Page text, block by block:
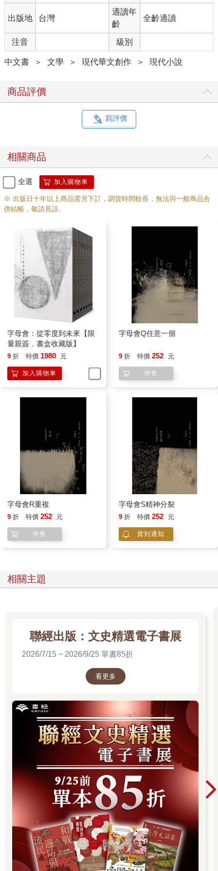
出版地 台灣
適讀年
齡
全齡適讀
注音 級別
中文書 ＞ 文學 ＞ 現代華文創作 ＞ 現代小說
商品評價
寫評價
相關商品
全選 加入購物車
※ 出版日十年以上商品需另下訂，調貨時間較長，無法與一般商品合
併結帳，敬請見諒。
字母會：從零度到未來【限
量親簽．書盒收藏版】
9 折 特價 1980 元
加入購物車
字母會Q任意一個
9 折 特價 252 元
停售
字母會R重複
9 折 特價 252 元
停售
字母會S精神分裂
9 折 特價 252 元
貨到通知
相關主題
聯經出版：文史精選電子書展
2026/7/15 ~ 2026/9/25 單書85折
看更多